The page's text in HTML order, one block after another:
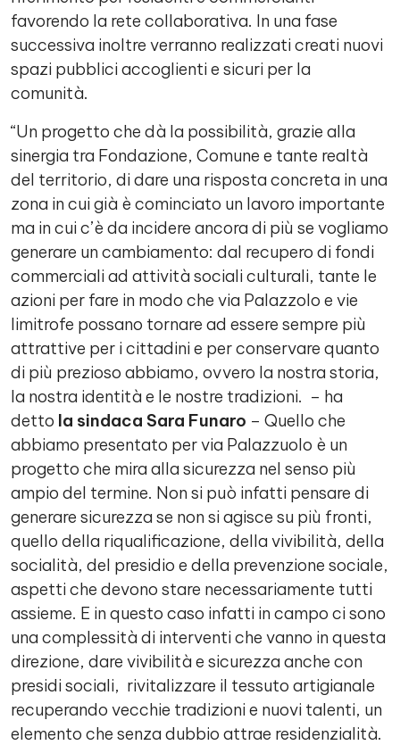
favorendo la rete collaborativa. In una fase
successiva inoltre verranno realizzati creati nuovi
spazi pubblici accoglienti e sicuri per la
comunità.
“Un progetto che dà la possibilità, grazie alla
sinergia tra Fondazione, Comune e tante realtà
del territorio, di dare una risposta concreta in una
zona in cui già è cominciato un lavoro importante
ma in cui c’è da incidere ancora di più se vogliamo
generare un cambiamento: dal recupero di fondi
commerciali ad attività sociali culturali, tante le
azioni per fare in modo che via Palazzolo e vie
limitrofe possano tornare ad essere sempre più
attrattive per i cittadini e per conservare quanto
di più prezioso abbiamo, ovvero la nostra storia,
la nostra identità e le nostre tradizioni. – ha
detto la sindaca Sara Funaro – Quello che
abbiamo presentato per via Palazzuolo è un
progetto che mira alla sicurezza nel senso più
ampio del termine. Non si può infatti pensare di
generare sicurezza se non si agisce su più fronti,
quello della riqualificazione, della vivibilità, della
socialità, del presidio e della prevenzione sociale,
aspetti che devono stare necessariamente tutti
assieme. E in questo caso infatti in campo ci sono
una complessità di interventi che vanno in questa
direzione, dare vivibilità e sicurezza anche con
presidi sociali, rivitalizzare il tessuto artigianale
recuperando vecchie tradizioni e nuovi talenti, un
elemento che senza dubbio attrae residenzialità.